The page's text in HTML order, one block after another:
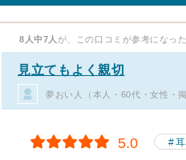
8人中7人 が、この口コミが参考になっ
見立てもよく親切
夢おい人（本人・60代・女性・
5.0